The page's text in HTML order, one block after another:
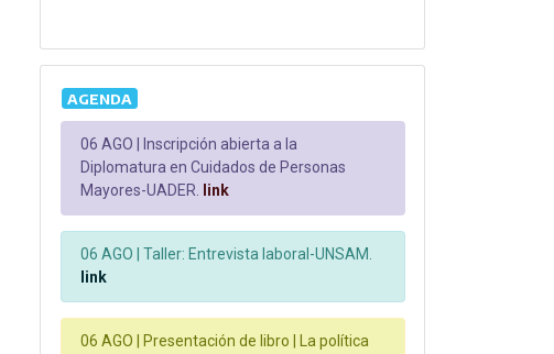
AGENDA
06 AGO |
Inscripción abierta a la
Diplomatura en Cuidados de Personas
Mayores-UADER.
link
06 AGO |
Taller: Entrevista laboral-UNSAM.
link
06 AGO |
Presentación de libro | La política